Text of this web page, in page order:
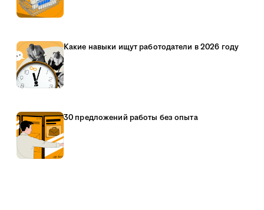
Какие навыки ищут работодатели в 2026 году
30 предложений работы без опыта